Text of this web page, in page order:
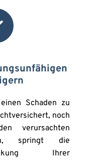
Schaden zu
noch
verursachten
springt die
Ihrer